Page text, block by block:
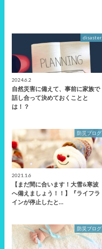
disaster
2024.6.2
自然災害に備えて、事前に家族で
話し合って決めておくことと
は！？
防災ブログ
2021.1.6
【まだ間に合います！大雪&寒波
へ備えましょう！！】『ライフラ
インが停止したと…
防災ブログ